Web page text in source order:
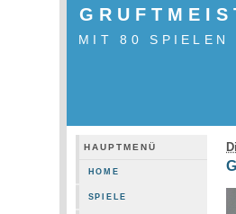
MIT 80 SPIELEN
HAUPTMENÜ
HOME
SPIELE